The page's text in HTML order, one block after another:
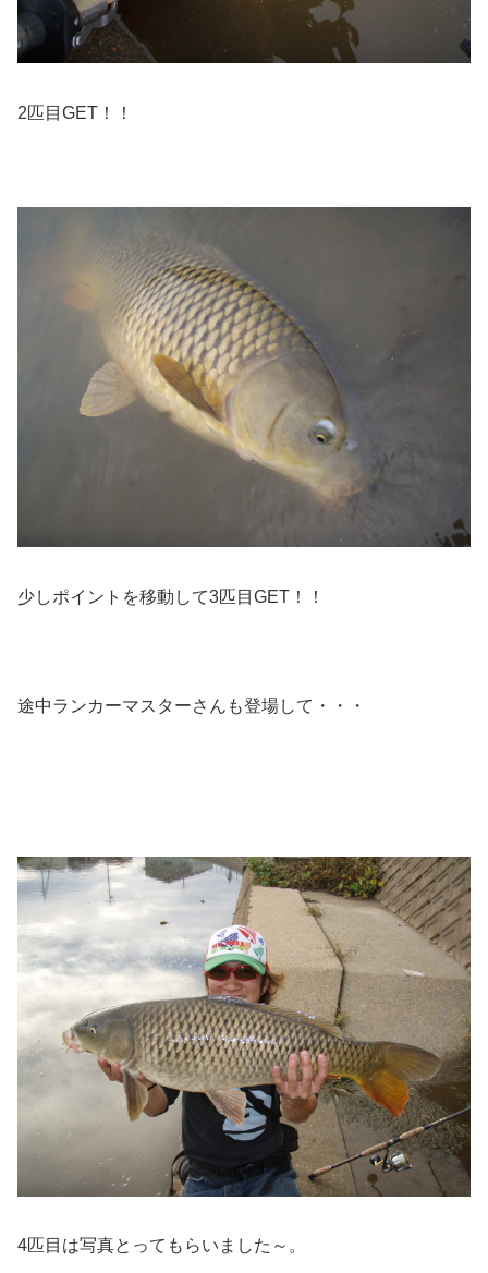
2匹目GET！！
少しポイントを移動して3匹目GET！！
途中ランカーマスターさんも登場して・・・
4匹目は写真とってもらいました～。